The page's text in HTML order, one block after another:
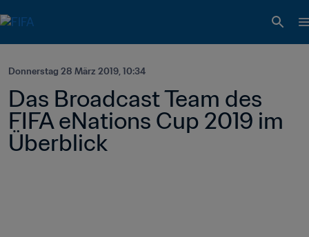
Donnerstag 28 März 2019, 10:34
Das Broadcast Team des
FIFA eNations Cup 2019 im
Überblick